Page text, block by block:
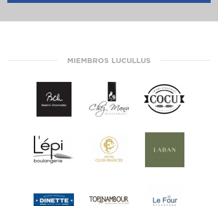
MIEMBROS LUCULLUS